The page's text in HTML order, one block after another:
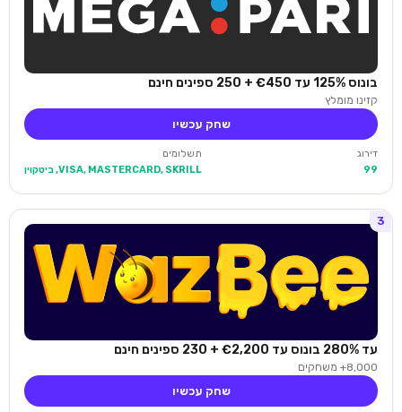
בונוס 125% עד €450 + 250 ספינים חינם
קזינו מומלץ
שחק עכשיו
דירוג
99
תשלומים
VISA, MASTERCARD, SKRILL, ביטקוין
3
עד 280% בונוס עד €2,200 + 230 ספינים חינם
8,000+ משחקים
שחק עכשיו